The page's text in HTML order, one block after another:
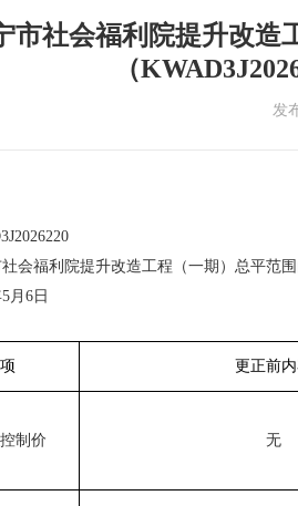
市社会福利院提升改造
（
发
会福利院提升改造工程（一期）总平范
5月 6 日
更正前
制价 无